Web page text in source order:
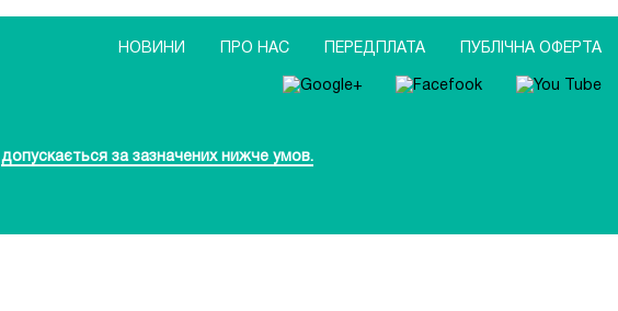
НОВИНИ ПРО НАС ПЕРЕДПЛАТА ПУБЛIЧНА ОФЕРТА
допускається за зазначених нижче умов.